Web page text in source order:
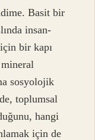
Basit bir
insan-
bir kapı
sosyolojik
toplumsal
hangi
için de